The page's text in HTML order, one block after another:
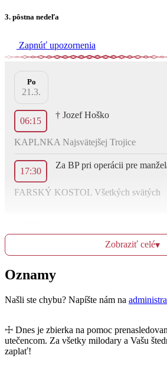
3. pôstna nedeľa
Zapnúť upozornenia
Po
21.3.
06:15
† Jozef Hoško
KAPLNKA Najsvätejšej Trojice
17:30
Za BP pri operácii pre
FARSKÝ KOSTOL Všetkých svätých
Ut
06:15
KAPLNKA Najsvätejšej Trojice
St
23.3.
Zobraziť celé▾
Oznamy
Našli ste chybu? Napíšte nám na
☩ Dnes je zbierka na pomoc
utečencom. Za všetky milodary a Vašu
zaplať!